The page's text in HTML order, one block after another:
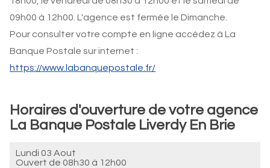
09h00 à 12h00. L'agence est fermée le Dimanche.
Pour consulter votre compte en ligne accédez à La
Banque Postale sur internet :
https://www.labanquepostale.fr/
Horaires d'ouverture de votre agence
La Banque Postale Liverdy En Brie
Lundi 03 Aout
Ouvert de 08h30 à 12h00